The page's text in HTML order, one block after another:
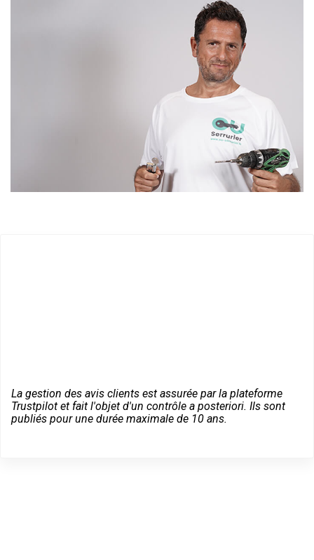
La gestion des avis clients est assurée par la plateforme
Trustpilot et fait l'objet d'un contrôle a posteriori. Ils sont
publiés pour une durée maximale de 10 ans.